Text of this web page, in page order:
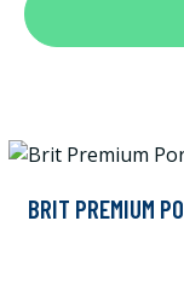
BRIT PREMIUM